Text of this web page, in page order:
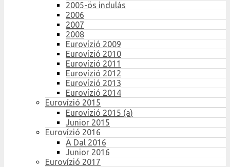
2005-ös indulás
2006
2007
2008
Eurovízió 2009
Eurovízió 2010
Eurovízió 2011
Eurovízió 2012
Eurovízió 2013
Eurovízió 2014
Eurovízió 2015
Eurovízió 2015 (a)
Junior 2015
Eurovízió 2016
A Dal 2016
Junior 2016
Eurovízió 2017